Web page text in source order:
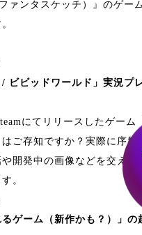
ファンタスケッチ）』のゲー
ビビッドワールド」実況プ
にてリリースしたゲー
ご存知ですか？実際に序盤
開発中の画像などを交えつ
。
るゲーム（新作かも？）」